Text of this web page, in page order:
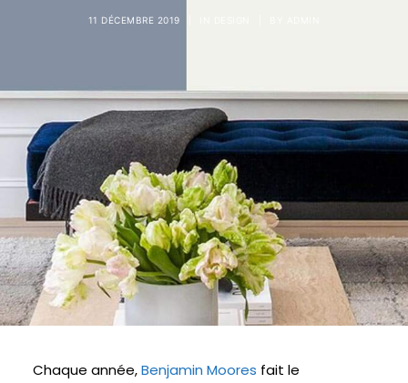
11 DÉCEMBRE 2019
Chaque année,Benjamin Moores fait le